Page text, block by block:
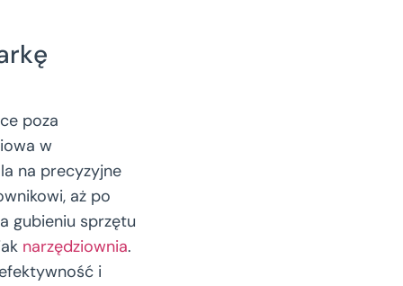
poza
w
na precyzyjne
aż po
gubieniu sprzętu
narzędziownia.
i